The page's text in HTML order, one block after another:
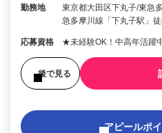
勤務地
東京都大田区下丸子/東急
急多摩川線「下丸子駅」
応募資格 ★未経験OK！中高年活躍
後で見る
アピールポ